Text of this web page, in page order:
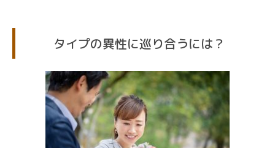
タイプの異性に巡り合うには？